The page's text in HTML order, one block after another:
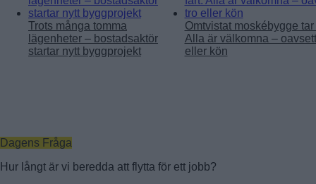
Trots många tomma
lägenheter – bostadsaktör
startar nytt byggprojekt
Omtvistat moskébygge tar
Alla är välkomna –
eller kön
Dagens Fråga
Hur långt är vi beredda att flytta för ett jobb?